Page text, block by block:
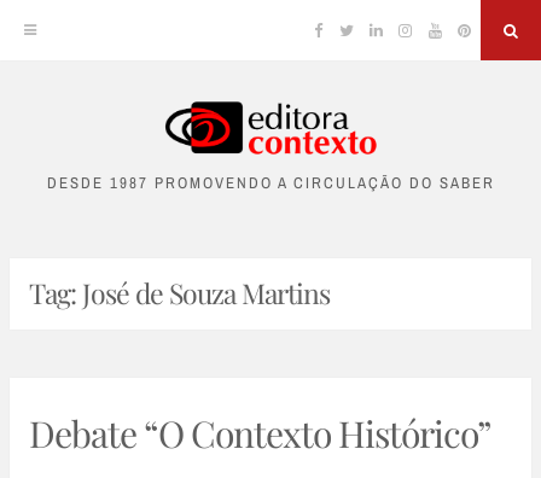
content
Facebook
TwitterLinkedinInstagram
YouTubePinterest
DESDE 1987 PROMOVENDO A CIRCULAÇÃO DO SABER
Tag:José de Souza Martins
Debate “O Contexto Histórico”